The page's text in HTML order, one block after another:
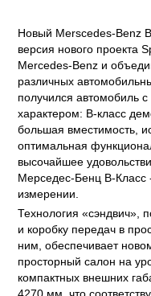
Новый Merscedes-Benz
версия нового проекта
Mercedes-Benz и
различных
получился автомобиль
характером: В-класс
большая вместимость,
оптимальная
высочайшее
Мерседес-Бенц B-Класс
измерении.
Технология «сэндвич»,
и коробку передач в
ним, обеспечивает
просторный салон на
компактных внешних